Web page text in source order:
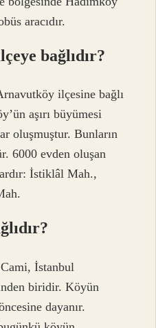
aracıdır.
bağlıdır?
ilçesine bağlı
aşırı büyümesi
oluşmuştur. Bunların
6000 evden oluşan
İstiklâl Mah.,
İstanbul
biridir. Köyün
dayanır.